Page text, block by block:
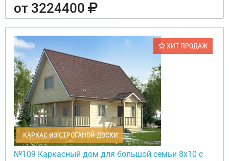
от 3224400
ХИТ ПРОДАЖ
КАРКАС ИЗ СТРОГАНОЙ ДОСКИ
№109 Каркасный дом для большой семьи 8х10 с